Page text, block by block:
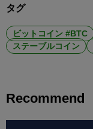
タグ
ビットコイン #BTC
ステーブルコイン
Recommend